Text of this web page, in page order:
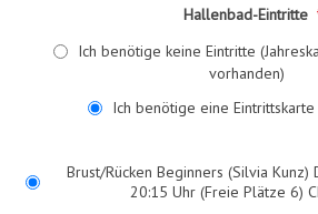
Hallenbad-Eintritte
Ich benötige keine Eintritte
vorhanden)
Ich benötige eine Eintrittskarte
Brust/Rücken Beginners (Silvia Kunz)
20:15 Uhr (Freie Plätze